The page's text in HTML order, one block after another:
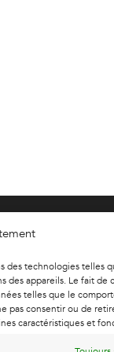
des technologies telles
des appareils. Le fait de
telles que le
pas consentir ou de
caractéristiques et
ESSONNE
ZI des
4, rue
91700 FLEURY-
01 86 65